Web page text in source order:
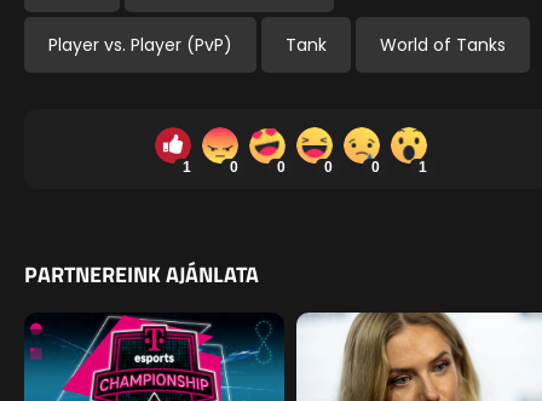
Player vs. Player (PvP) Tank World of Tanks
1 0 0 0 0 1
PARTNEREINK AJÁNLATA